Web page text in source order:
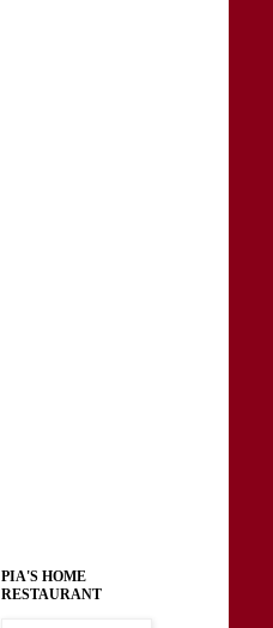
PIA'S HOME
RESTAURANT